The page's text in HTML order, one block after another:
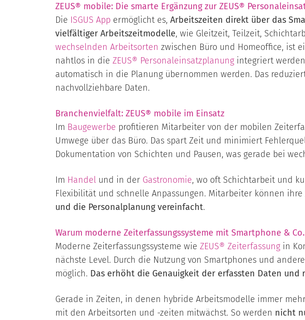
ZEUS® mobile: Die smarte Ergänzung zur ZEUS®
Die ISGUS App ermöglicht es, Arbeitszeiten direkt über das
vielfältiger Arbeitszeitmodelle, wie Gleitzeit, Teilzeit,
wechselnden Arbeitsorten zwischen Büro und Homeoffice, ist
nahtlos in die ZEUS® Personaleinsatzplanung integriert
automatisch in die Planung übernommen werden. Das
nachvollziehbare Daten.
Branchenvielfalt: ZEUS® mobile im Einsatz
Im Baugewerbe profitieren Mitarbeiter von der mobilen
Umwege über das Büro. Das spart Zeit und minimiert
Dokumentation von Schichten und Pausen, was gerade bei
Im Handel und in der Gastronomie, wo oft Schichtarbeit und
Flexibilität und schnelle Anpassungen. Mitarbeiter können
und die Personalplanung vereinfacht.
Warum moderne Zeiterfassungssysteme mit Smartphone &
Moderne Zeiterfassungssysteme wie ZEUS® Zeiterfassung in
nächste Level. Durch die Nutzung von Smartphones und
möglich. Das erhöht die Genauigkeit der erfassten Daten
Gerade in Zeiten, in denen hybride Arbeitsmodelle immer
mit den Arbeitsorten und -zeiten mitwächst. So werden nicht